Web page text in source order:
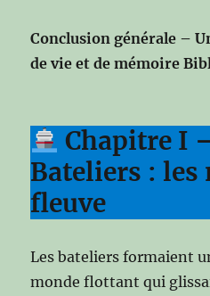
Conclusion générale –
de vie et de mémoire
Chapitre I
Bateliers : les
fleuve
Les bateliers formaient
monde flottant qui